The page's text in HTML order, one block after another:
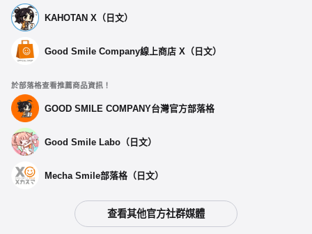
KAHOTAN X（日文）
Good Smile Company線上商店 X（日文）
於部落格查看推薦商品資訊！
GOOD SMILE COMPANY台灣官方部落格
Good Smile Labo（日文）
Mecha Smile部落格（日文）
查看其他官方社群媒體